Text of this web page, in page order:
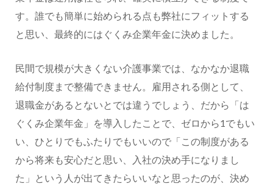
す。誰でも簡単に始められる点も弊社にフィットする
と思い、最終的にはぐくみ企業年金に決めました。
民間で規模が大きくない介護事業では、なかなか退職
給付制度まで整備できません。雇用される側として、
退職金があるとないとでは違うでしょう、だから「は
ぐくみ企業年金」を導入したことで、ゼロから1でもい
い、ひとりでもふたりでもいいので「この制度がある
から将来も安心だと思い、入社の決め手になりまし
た」という人が出てきたらいいなと思ったのが、決め